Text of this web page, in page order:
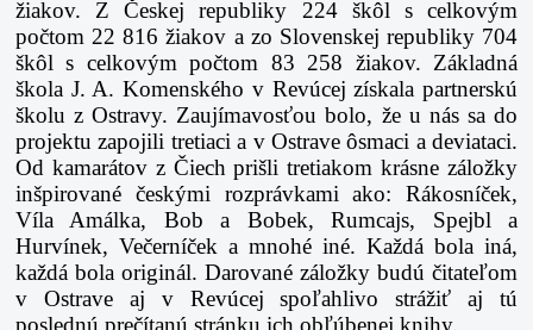
žiakov. Z Českej republiky 224 škôl s celkovým
počtom 22 816 žiakov a zo Slovenskej republiky 704
škôl s celkovým počtom 83 258 žiakov. Základná
škola J. A. Komenského v Revúcej získala partnerskú
školu z Ostravy. Zaujímavosťou bolo, že u nás sa do
projektu zapojili tretiaci a v Ostrave ôsmaci a deviataci.
Od kamarátov z Čiech prišli tretiakom krásne záložky
inšpirované českými rozprávkami ako: Rákosníček,
Víla Amálka, Bob a Bobek, Rumcajs, Spejbl a
Hurvínek, Večerníček a mnohé iné. Každá bola iná,
každá bola originál. Darované záložky budú čitateľom
v Ostrave aj v Revúcej spoľahlivo strážiť aj tú
poslednú prečítanú stránku ich obľúbenej knihy.